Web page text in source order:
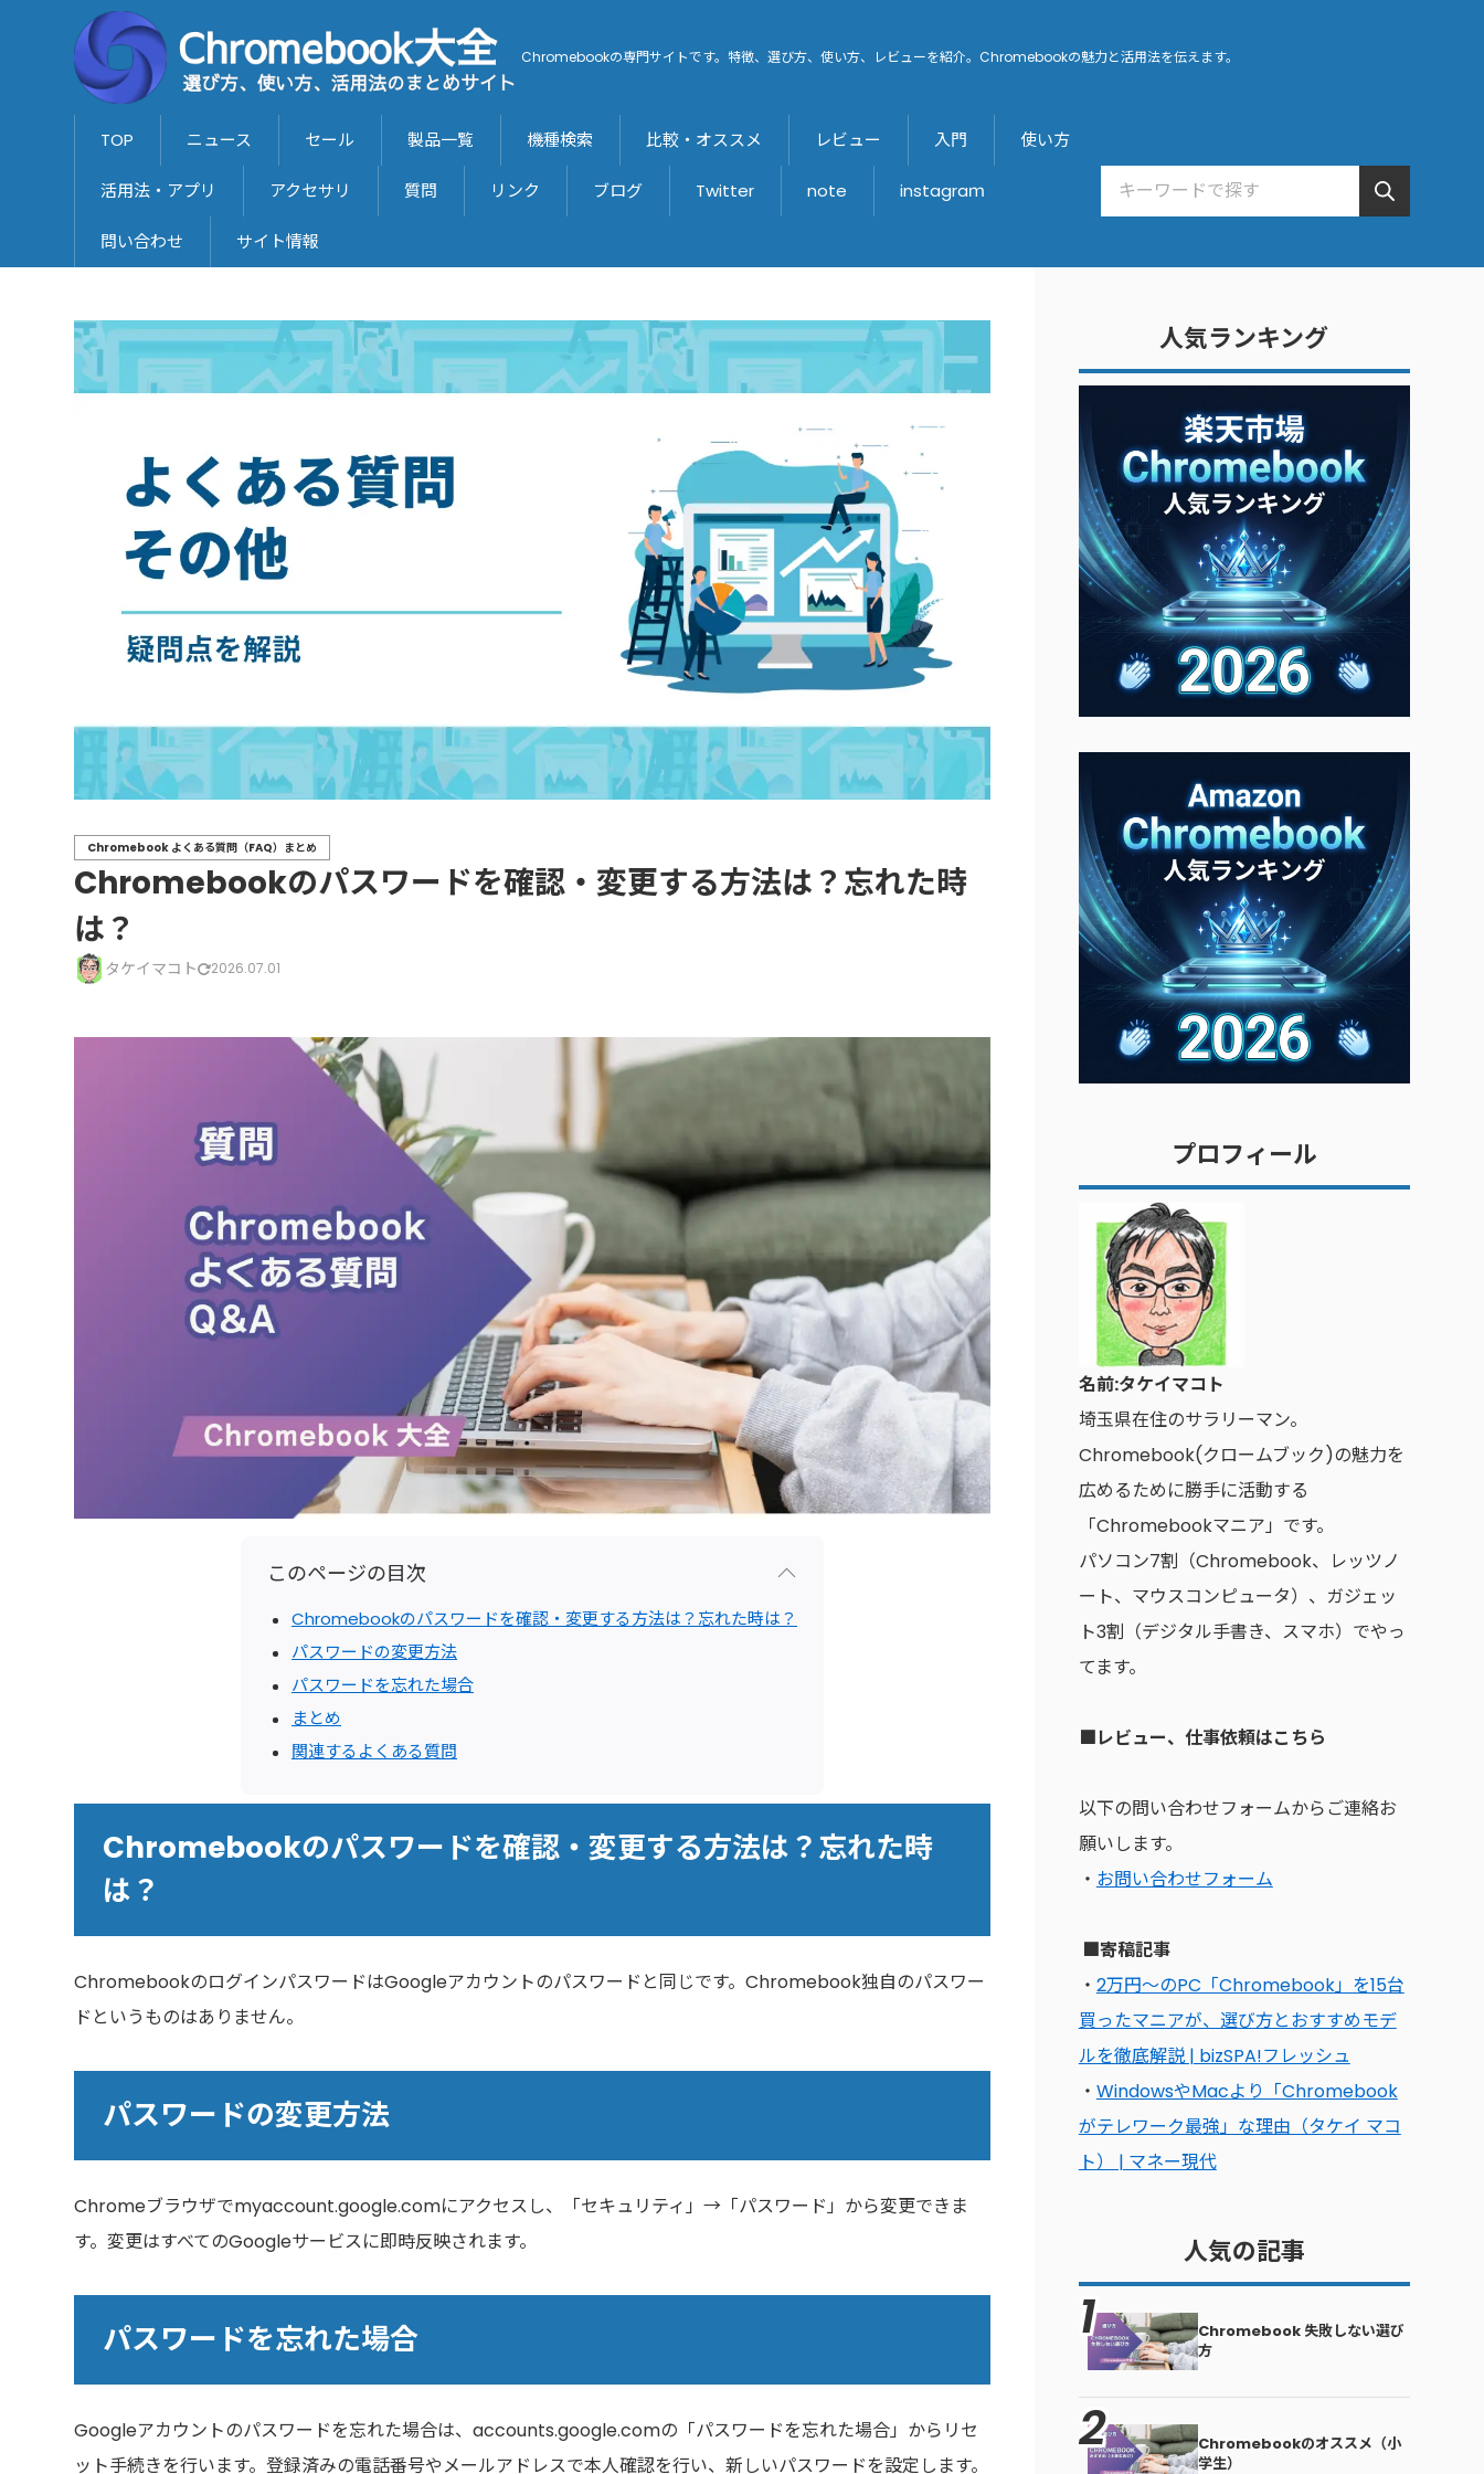
Chromebookの専門サイトです。特徴、選び方、使い方、レビューを紹介。Chromebookの魅力と活用法を伝えます。
TOP ニュース セール 製品一覧 機種検索 比較・オススメ レビュー 入門 使い方
活用法・アプリ アクセサリ 質問 リンク ブログ Twitter note instagraｍ
問い合わせ サイト情報
Chromebookのパスワードを確認・変更する方法は？忘れた時
は？
タケイマコト 2026.07.01
Chromebook よくある質問（FAQ）まとめ
このページの目次
Chromebookのパスワードを確認・変更する方法は？忘れた時は？
パスワードの変更方法
パスワードを忘れた場合
まとめ
関連するよくある質問
Chromebookのパスワードを確認・変更する方法は？忘れた時
は？
ChromebookのログインパスワードはGoogleアカウントのパスワードと同じです。Chromebook独自のパスワー
ドというものはありません。
パスワードの変更方法
Chromeブラウザでmyaccount.google.comにアクセスし、「セキュリティ」→「パスワード」から変更できま
す。変更はすべてのGoogleサービスに即時反映されます。
パスワードを忘れた場合
Googleアカウントのパスワードを忘れた場合は、accounts.google.comの「パスワードを忘れた場合」からリセ
ット手続きを行います。登録済みの電話番号やメールアドレスで本人確認を行い、新しいパスワードを設定します。
人気ランキング
プロフィール
名前:タケイマコト
埼玉県在住のサラリーマン。
Chromebook(クロームブック)の魅力を
広めるために勝手に活動する
「Chromebookマニア」です。
パソコン7割（Chromebook、レッツノ
ート、マウスコンピュータ）、ガジェッ
ト3割（デジタル手書き、スマホ）でやっ
てます。
■レビュー、仕事依頼はこちら
以下の問い合わせフォームからご連絡お
願いします。
・ お問い合わせフォーム
■寄稿記事
・ 2万円〜のPC「Chromebook」を15台
買ったマニアが、選び方とおすすめモデ
ルを徹底解説 | bizSPA!フレッシュ
・ WindowsやMacより「Chromebook
がテレワーク最強」な理由（タケイ マコ
ト） | マネー現代
人気の記事
Chromebook 失敗しない選び
方
Chromebookのオススメ（小
学生）